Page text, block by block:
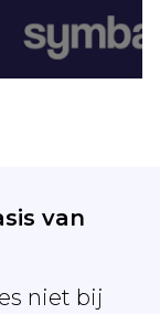
van
niet bij